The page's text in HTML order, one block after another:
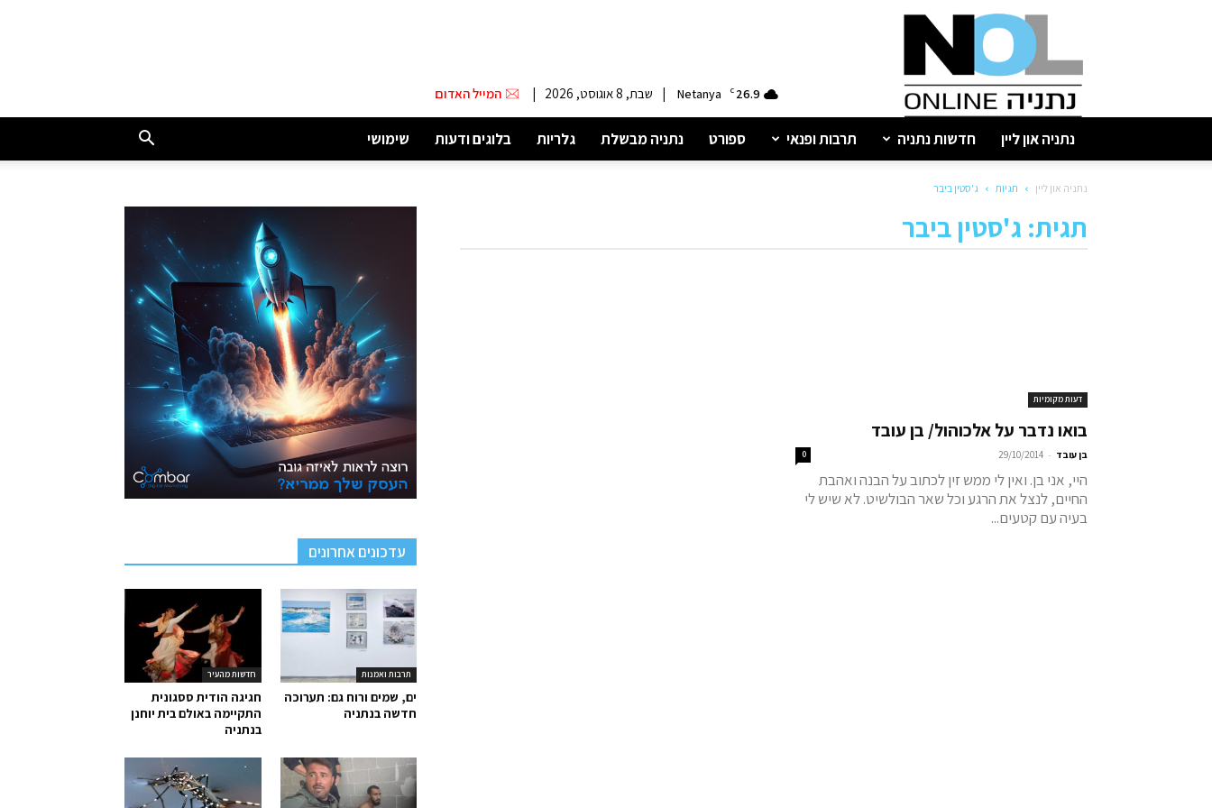
נתניה
26.9
C
Netanya
| שבת, 8 אוגוסט, 2026 | המייל האדום
נתניה און ליין חדשות נתניה תרבות ופנאי ספורט נתניה מבשלת גלריות בלוגים ודעות שימושי
נתניה און ליין תגיות ג'סטין ביבר
תגית: ג'סטין ביבר
דעות מקומיות
בואו נדבר על אלכוהול/ בן עובד
בן עובד -
29/10/2014
0
היי, אני בן. ואין לי ממש זין לכתוב על הבנה ואהבת
החיים, לנצל את הרגע וכל שאר הבולשיט. לא שיש לי
בעיה עם קטעים...
עדכונים אחרונים
חדשות מהעיר
חגיגה הודית ססגונית
התקיימה באולם בית יוחנן
בנתניה
תרבות ואמנות
ים, שמים ורוח גם: תערוכה
חדשה בנתניה